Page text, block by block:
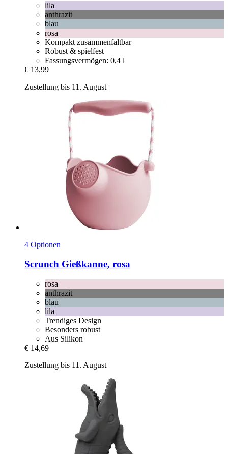
lila
anthrazit
blau
rosa
Kompakt zusammenfaltbar
Robust & spielfest
Fassungsvermögen: 0,4 l
€ 13,99
Zustellung bis 11. August
4 Optionen
Scrunch Gießkanne, rosa
rosa
anthrazit
blau
lila
Trendiges Design
Besonders robust
Aus Silikon
€ 14,69
Zustellung bis 11. August